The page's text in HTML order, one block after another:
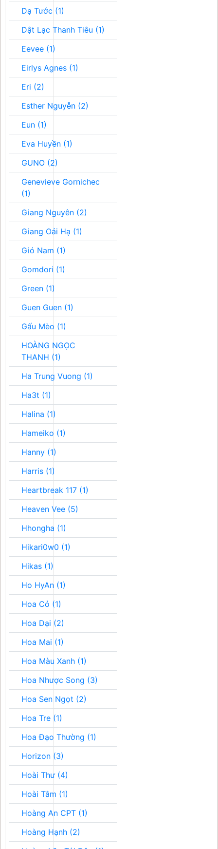
Dạ Tước (1)
Dật Lạc Thanh Tiêu (1)
Eevee (1)
Eirlys Agnes (1)
Eri (2)
Esther Nguyễn (2)
Eun (1)
Eva Huyền (1)
GUNO (2)
Genevieve Gornichec
(1)
Giang Nguyên (2)
Giang Oải Hạ (1)
Gió Nam (1)
Gomdori (1)
Green (1)
Guen Guen (1)
Gấu Mèo (1)
HOÀNG NGỌC
THANH (1)
Ha Trung Vuong (1)
Ha3t (1)
Halina (1)
Hameiko (1)
Hanny (1)
Harris (1)
Heartbreak 117 (1)
Heaven Vee (5)
Hhongha (1)
Hikari0w0 (1)
Hikas (1)
Ho HyAn (1)
Hoa Cỏ (1)
Hoa Dại (2)
Hoa Mai (1)
Hoa Màu Xanh (1)
Hoa Nhược Song (3)
Hoa Sen Ngọt (2)
Hoa Tre (1)
Hoa Đạo Thường (1)
Horizon (3)
Hoài Thư (4)
Hoài Tâm (1)
Hoàng An CPT (1)
Hoàng Hạnh (2)